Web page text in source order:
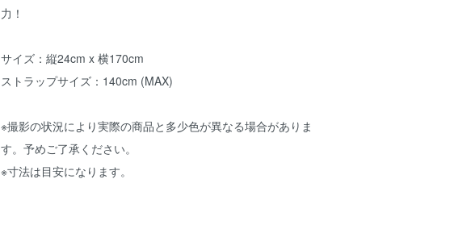
力！
サイズ：縦24cm x 横170cm
ストラップサイズ：140cm (MAX)
※撮影の状況により実際の商品と多少色が異なる場合がありま
す。予めご了承ください。
※寸法は目安になります。